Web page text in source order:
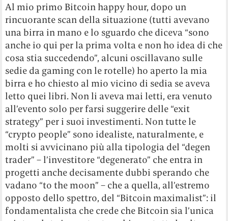
Al mio primo Bitcoin happy hour, dopo un
rincuorante scan della situazione (tutti avevano
una birra in mano e lo sguardo che diceva “sono
anche io qui per la prima volta e non ho idea di che
cosa stia succedendo”, alcuni oscillavano sulle
sedie da gaming con le rotelle) ho aperto la mia
birra e ho chiesto al mio vicino di sedia se aveva
letto quei libri. Non li aveva mai letti, era venuto
all’evento solo per farsi suggerire delle “exit
strategy” per i suoi investimenti. Non tutte le
“crypto people” sono idealiste, naturalmente, e
molti si avvicinano più alla tipologia del “degen
trader” – l’investitore “degenerato” che entra in
progetti anche decisamente dubbi sperando che
vadano “to the moon” – che a quella, all’estremo
opposto dello spettro, del “Bitcoin maximalist”: il
fondamentalista che crede che Bitcoin sia l’unica